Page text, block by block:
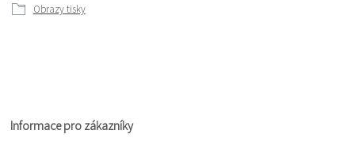
Obrazy tisky
Informace pro zákazníky